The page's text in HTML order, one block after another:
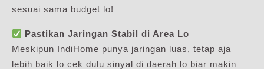
sesuai sama budget lo!
Pastikan Jaringan Stabil di Area Lo
Meskipun IndiHome punya jaringan luas, tetap aja
lebih baik lo cek dulu sinyal di daerah lo biar makin